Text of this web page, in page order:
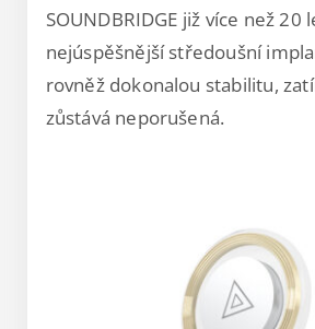
SOUNDBRIDGE již více než
nejúspěšnější středoušní
rovněž dokonalou stabilitu,
zůstává neporušená.